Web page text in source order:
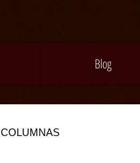
Blog
COLUMNAS